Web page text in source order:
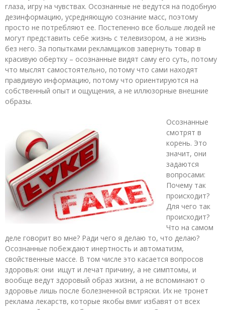
глаза, игру на чувствах. Осознанные не ведутся на подобную
дезинформацию, усредняющую сознание масс, поэтому
просто не потребляют ее. Постепенно все больше людей не
могут представить себе жизнь с телевизором, а не жизнь
без него. За попытками рекламщиков завернуть товар в
красивую обертку – осознанные видят саму его суть, потому
что мыслят самостоятельно, потому что сами находят
правдивую информацию, потому что ориентируются на
собственный опыт и ощущения, а не иллюзорные внешние
образы.
Осознанные
смотрят в
корень. Это
значит, они
задаются
вопросами:
Почему так
происходит?
Для чего так
происходит?
Что на самом
деле говорит во мне? Ради чего я делаю то, что делаю?
Осознанные побеждают инертность и автоматизм,
свойственные массе. В том числе это касается вопросов
здоровья: они ищут и лечат причину, а не симптомы, и
вообще ведут здоровый образ жизни, а не вспоминают о
здоровье лишь после болезненной встряски. Их не тронет
реклама лекарств, которые якобы вмиг избавят от всех